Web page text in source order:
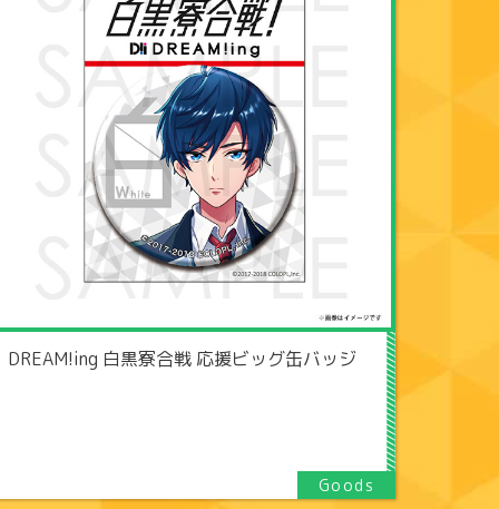
DREAM!ing 白黒寮合戦 応援ビッグ缶バッジ